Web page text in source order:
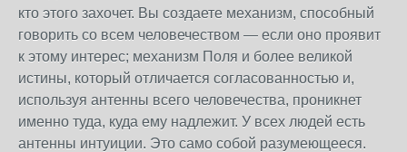
кто этого захочет. Вы создаете механизм, способный
говорить со всем человечеством — если оно проявит
к этому интерес; механизм Поля и более великой
истины, который отличается согласованностью и,
используя антенны всего человечества, проникнет
именно туда, куда ему надлежит. У всех людей есть
антенны интуиции. Это само собой разумеющееся.